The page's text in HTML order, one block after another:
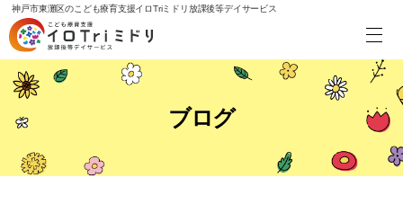
神戸市東灘区のこども療育支援イロTriミドリ放課後等デイサービス
ブログ